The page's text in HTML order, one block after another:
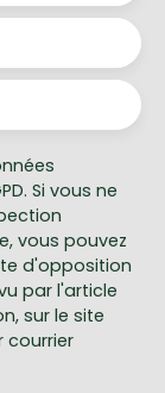
Si vous ne
vous pouvez
d'opposition
par l'article
sur le site
courrier